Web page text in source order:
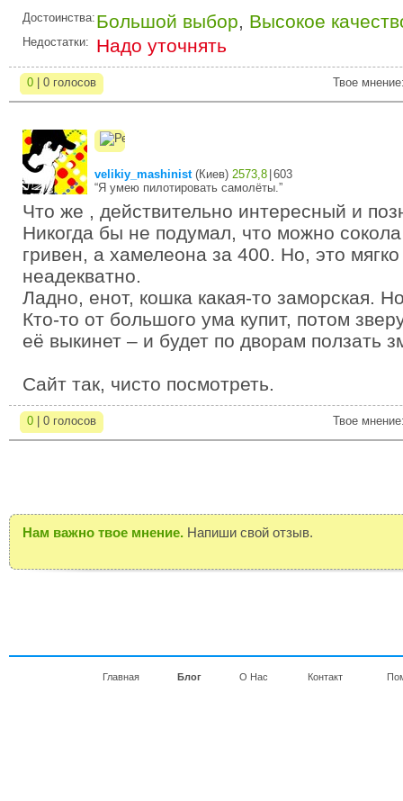
Достоинства: Большой выбор, Высокое
Недостатки: Надо уточнять
0 | 0 голосов Твое
velikiy_mashinist(Киев) 2573,8 603
“Я умею пилотировать самолёты.”
Что же , действительно интересный и
Никогда бы не подумал, что можно сокола
гривен, а хамелеона за 400. Но, это мягко
неадекватно.
Ладно, енот, кошка какая-то заморская.
Кто-то от большого ума купит, потом
её выкинет – и будет по дворам ползать
Сайт так, чисто посмотреть.
0 | 0 голосов Твое
Нам важно твое мнение. Напиши свой отзыв.
Главная Блог О Нас Контакт